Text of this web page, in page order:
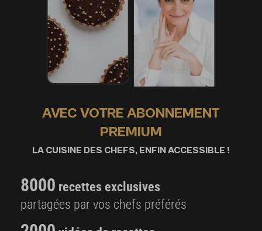
AVEC VOTRE ABONNEMENT
PREMIUM
LA CUISINE DES CHEFS, ENFIN ACCESSIBLE !
8000 recettes exclusives
partagées par vos chefs préférés